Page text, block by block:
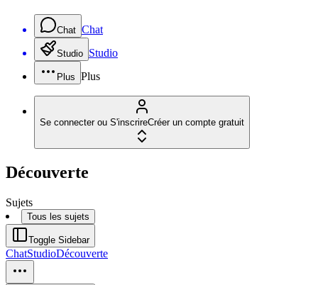
Chat Chat
Studio Studio
Plus Plus
Se connecter ou S'inscrireCréer un compte gratuit
Découverte
Sujets
Tous les sujets
Toggle Sidebar
ChatStudioDécouverte